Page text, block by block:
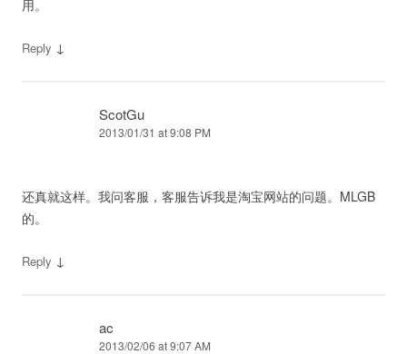
用。
Reply ↓
ScotGu
2013/01/31 at 9:08 PM
还真就这样。我问客服，客服告诉我是淘宝网站的问题。MLGB
的。
Reply ↓
ac
2013/02/06 at 9:07 AM